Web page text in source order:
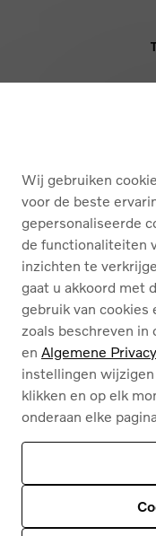
OVER ONS
Deze site wordt beschermd
© 2026
Volvo Car
Wij gebruiken
voor de beste
gepersonaliseerde
de functionaliteiten
inzichten te
gaat u akkoord met
gebruik van cookies
zoals beschreven in
en Algemene
instellingen
klikken en op elk
onderaan elke